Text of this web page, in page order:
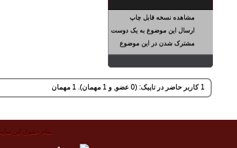
مشاهده نسخه قابل چاپ
ارسال این موضوع به یک دوست
مشترک شدن در این موضوع
1 کاربر حاضر در تاپیک: (0 عضو, و 1 مهمان). 1 مهمان
تمام حقوق اين